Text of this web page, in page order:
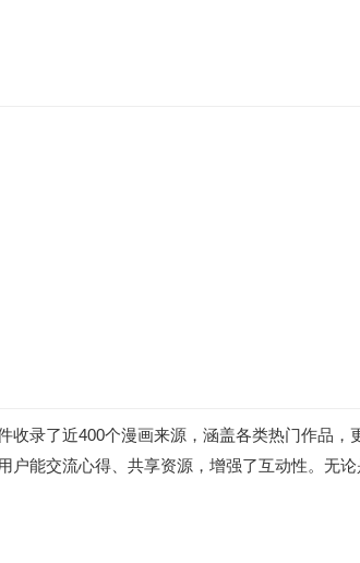
收录了近400个漫画来源，涵盖各类热门作品，
户能交流心得、共享资源，增强了互动性。无